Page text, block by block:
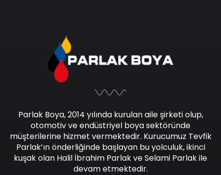
Parlak Boya, 2014 yılında kurulan aile şirketi olup,
otomotiv ve endüstriyel boya sektöründe
müşterilerine hizmet vermektedir. Kurucumuz Tevfik
Parlak’ın önderliğinde başlayan bu yolculuk, ikinci
kuşak olan Halil İbrahim Parlak ve Selami Parlak ile
devam etmektedir.